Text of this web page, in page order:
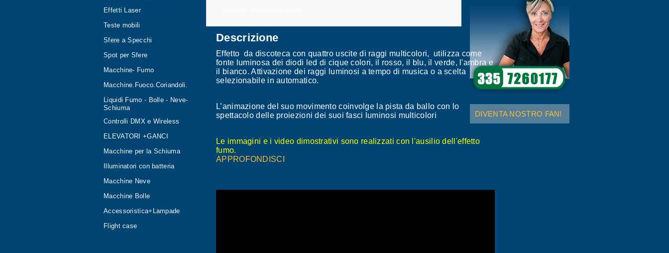
DIVENTA NOSTRO FAN!
Effetti Laser
Teste mobili
Sfere a Specchi
Spot per Sfere
Macchine- Fumo
Macchine.Fuoco.Coriandoli.
Liquidi Fumo - Bolle - Neve-
Schiuma
Controlli DMX e Wireless
ELEVATORI +GANCI
Macchine per la Schiuma
Illuminatori con batteria
Macchine Neve
Macchine Bolle
Accessoristica+Lampade
Flight case
Descrizione
Effetto da discoteca con quattro uscite di raggi multicolori, utilizza come
fonte luminosa dei diodi led di cique colori, il rosso, il blu, il verde, l'ambra e
il bianco. Attivazione dei raggi luminosi a tempo di musica o a scelta
selezionabile in automatico.
L’animazione del suo movimento coinvolge la pista da ballo con lo
spettacolo delle proiezioni dei suoi fasci luminosi multicolori
Le immagini e i video dimostrativi sono realizzati con l'ausilio dell'effetto
fumo.
APPROFONDISCI